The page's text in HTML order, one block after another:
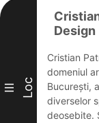
III Loc
Design
Cristian
domeniul
București,
diverselor
deosebite.